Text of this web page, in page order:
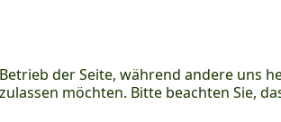
der Seite, während andere uns
möchten. Bitte beachten Sie,